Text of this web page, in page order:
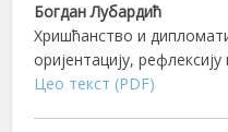
Богдан Лубардић
Хришћанство и
оријентацију,
Цео текст (PDF)